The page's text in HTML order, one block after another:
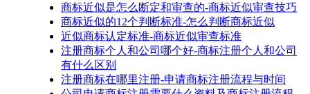
商标近似是怎么断定和审查的-商标近似审查技巧
商标近似的12个判断标准-怎么判断商标近似
近似商标认定标准-商标近似审查标准
注册商标个人和公司哪个好-商标注册个人和公司
有什么区别
注册商标在哪里注册-申请商标注册流程与时间